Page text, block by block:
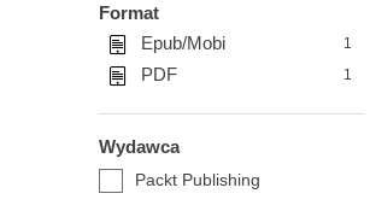
Format
Epub/Mobi
1
PDF 1
Wydawca
Packt Publishing